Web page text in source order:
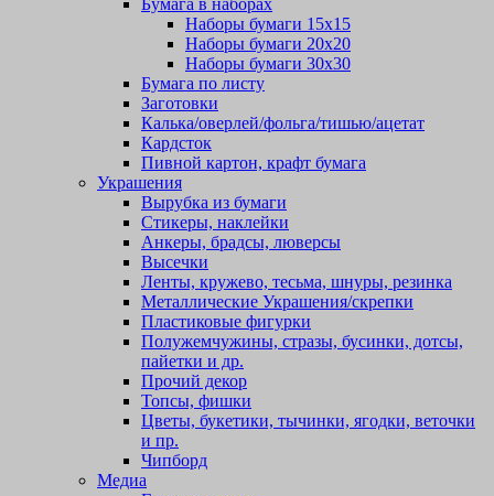
Бумага в наборах
Наборы бумаги 15х15
Наборы бумаги 20х20
Наборы бумаги 30х30
Бумага по листу
Заготовки
Калька/оверлей/фольга/тишью/ацетат
Кардсток
Пивной картон, крафт бумага
Украшения
Вырубка из бумаги
Стикеры, наклейки
Анкеры, брадсы, люверсы
Высечки
Ленты, кружево, тесьма, шнуры, резинка
Металлические Украшения/скрепки
Пластиковые фигурки
Полужемчужины, стразы, бусинки, дотсы,
пайетки и др.
Прочий декор
Топсы, фишки
Цветы, букетики, тычинки, ягодки, веточки
и пр.
Чипборд
Медиа